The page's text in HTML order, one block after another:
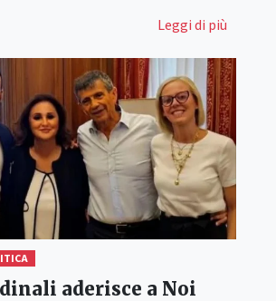
Leggi di più
aderisce a Noi